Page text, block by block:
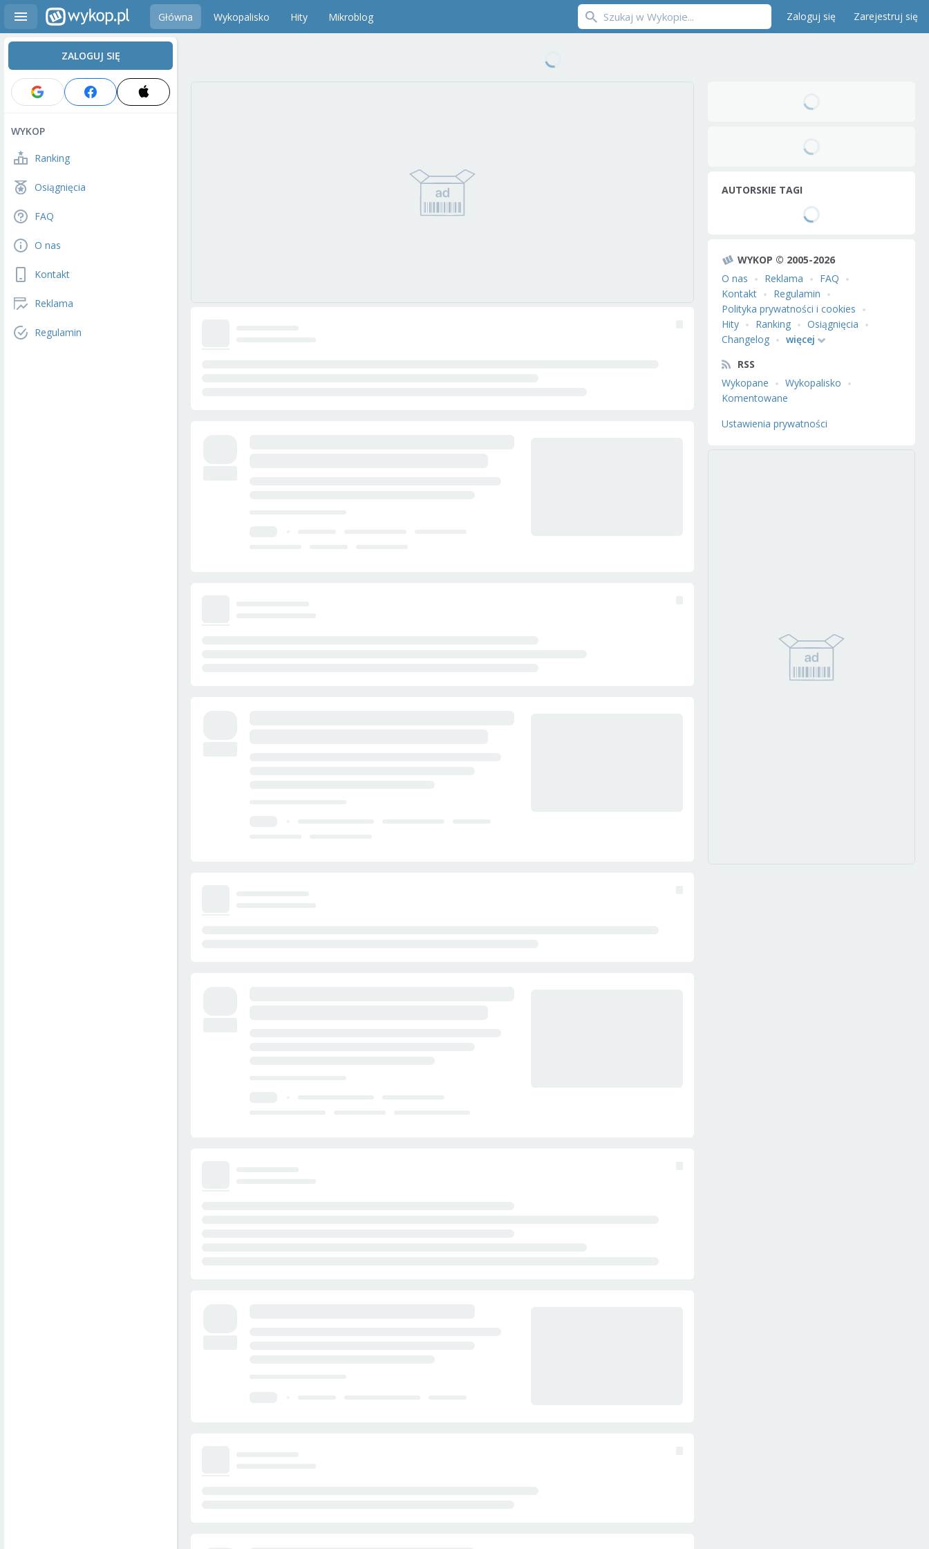
Główna Wykopalisko Hity Mikroblog Zaloguj się Zarejestruj się
ZALOGUJ SIĘ
WYKOP
Ranking
Osiągnięcia
FAQ
O nas
Kontakt
Reklama
Regulamin
AUTORSKIE TAGI
WYKOP © 2005-2026
O nas
Reklama
FAQ
Kontakt
Regulamin
Polityka prywatności i cookies
Hity
Ranking
Osiągnięcia
Changelog
więcej
RSS
Wykopane
Wykopalisko
Komentowane
Ustawienia prywatności